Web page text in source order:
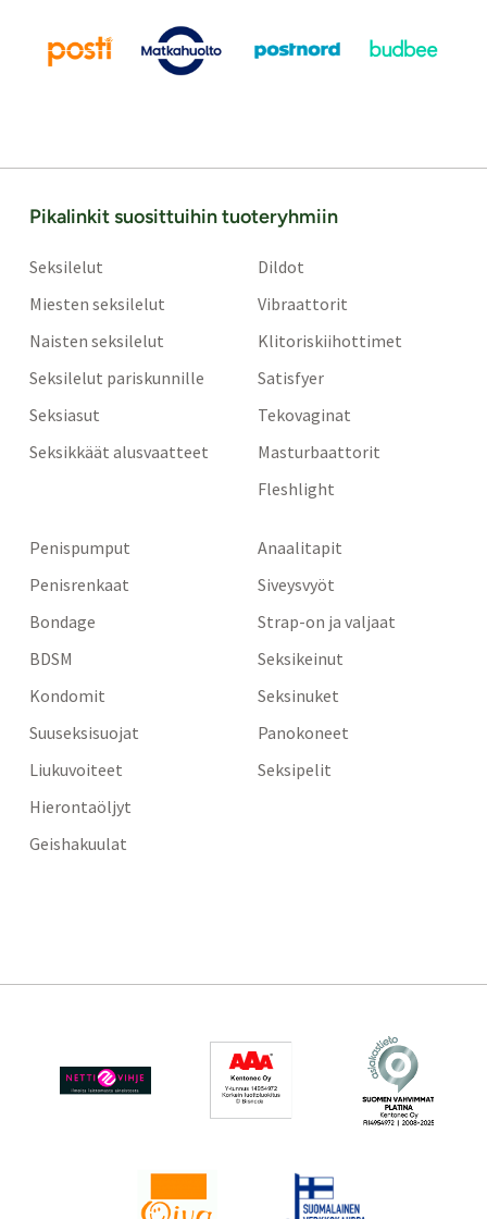
Pikalinkit suosittuihin tuoteryhmiin
Seksilelut
Miesten seksilelut
Naisten seksilelut
Seksilelut pariskunnille
Seksiasut
Seksikkäät alusvaatteet
Dildot
Vibraattorit
Klitoriskiihottimet
Satisfyer
Tekovaginat
Masturbaattorit
Fleshlight
Penispumput
Penisrenkaat
Bondage
BDSM
Kondomit
Suuseksisuojat
Liukuvoiteet
Hierontaöljyt
Geishakuulat
Anaalitapit
Siveysvyöt
Strap-on ja valjaat
Seksikeinut
Seksinuket
Panokoneet
Seksipelit